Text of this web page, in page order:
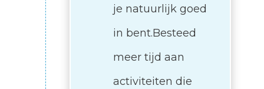
je natuurlijk goed
in bent.Besteed
meer tijd aan
activiteiten die